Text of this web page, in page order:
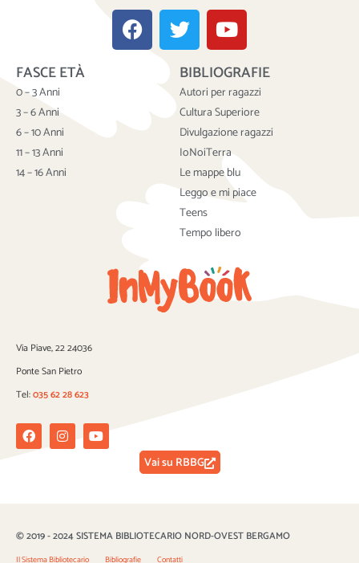
F
a
c
T
w
i
t
t
e
r
Y
o
u
t
u
b
e
FASCE ETÀ
0 – 3 Anni
3 – 6 Anni
6 – 10 Anni
11 – 13 Anni
14 – 16 Anni
BIBLIOGRAFIE
Autori per ragazzi
Cultura Superiore
Divulgazione ragazzi
IoNoiTerra
Le mappe blu
Leggo e mi piace
Teens
Tempo libero
Via Piave, 22 24036
Ponte San Pietro
Tel:035 62 28 623
FacebookInstagramYoutube
Vai su RBBG
© 2019 - 2024 SISTEMA BIBLIOTECARIO NORD-OVEST BERGAMO
Il Sistema Bibliotecario Bibliografie Contatti